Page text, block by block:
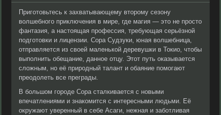
Приготовьтесь к захватывающему второму сезону
волшебного приключения в мире, где магия — это не просто
фантазия, а настоящая профессия, требующая серьёзной
подготовки и лицензии. Сора Судзуки, юная волшебница,
отправляется из своей маленькой деревушки в Токио, чтобы
выполнить обещание, данное отцу. Этот путь оказывается
сложным, но её природный талант и обаяние помогают
преодолеть все преграды.
В большом городе Сора сталкивается с новыми
впечатлениями и знакомится с интересными людьми. Её
окружают уверенный в себе Асаги, нежная и заботливая